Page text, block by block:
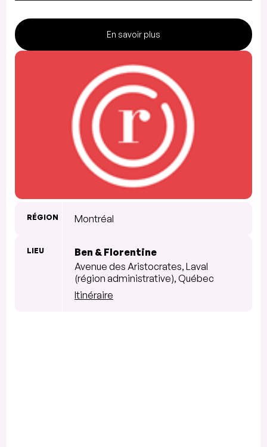
En savoir plus
RÉGION Montréal
LIEU
Ben & Florentine
Avenue des Aristocrates, Laval
(région administrative), Québec
Itinéraire